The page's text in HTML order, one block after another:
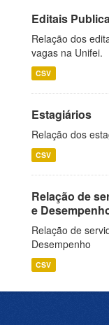
Editais
Relação dos
vagas na Unifei.
CSV
Estagiários
Relação dos
CSV
Relação de
e
Relação de
Desempenho
CSV